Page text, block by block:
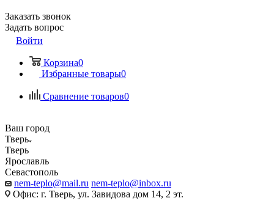
Заказать звонок
Задать вопрос
Войти
Корзина0
Избранные товары0
Сравнение товаров0
Ваш город
Тверь
Тверь
Ярославль
Севастополь
nem-teplo@mail.ru nem-teplo@inbox.ru
Офис: г. Тверь, ул. Завидова дом 14, 2 эт.